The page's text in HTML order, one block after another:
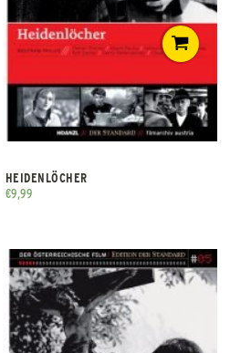
HEIDENLÖCHER
€9,99